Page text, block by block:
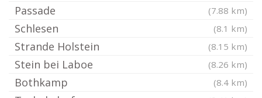
Passade (7.88 km)
Schlesen (8.1 km)
Strande Holstein (8.15 km)
Stein bei Laboe (8.26 km)
Bothkamp (8.4 km)